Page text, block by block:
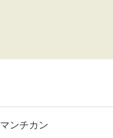
マンチカン